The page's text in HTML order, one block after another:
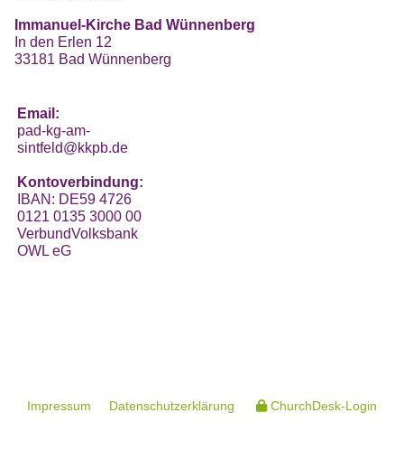
Immanuel-Kirche Bad Wünnenberg
In den Erlen 12
33181 Bad Wünnenberg
Email:
pad-kg-am-
sintfeld@kkpb.de
Kontoverbindung:
IBAN: DE59 4726
0121 0135 3000 00
VerbundVolksbank
OWL eG
Impressum Datenschutzerklärung ChurchDesk-Login